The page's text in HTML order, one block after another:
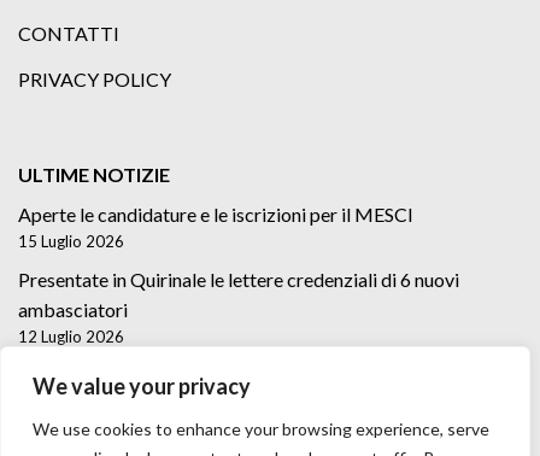
We value your privacy
We use cookies to enhance your browsing experience, serve
CONTATTI
PRIVACY POLICY
ULTIME NOTIZIE
Aperte le candidature e le iscrizioni per il MESCI
15 Luglio 2026
Presentate in Quirinale le lettere credenziali di 6 nuovi
ambasciatori
12 Luglio 2026
Lettere credenziali di 5 nuovi Ambasciatori